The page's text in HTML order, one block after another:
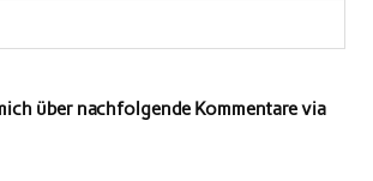
über nachfolgende Kommentare via